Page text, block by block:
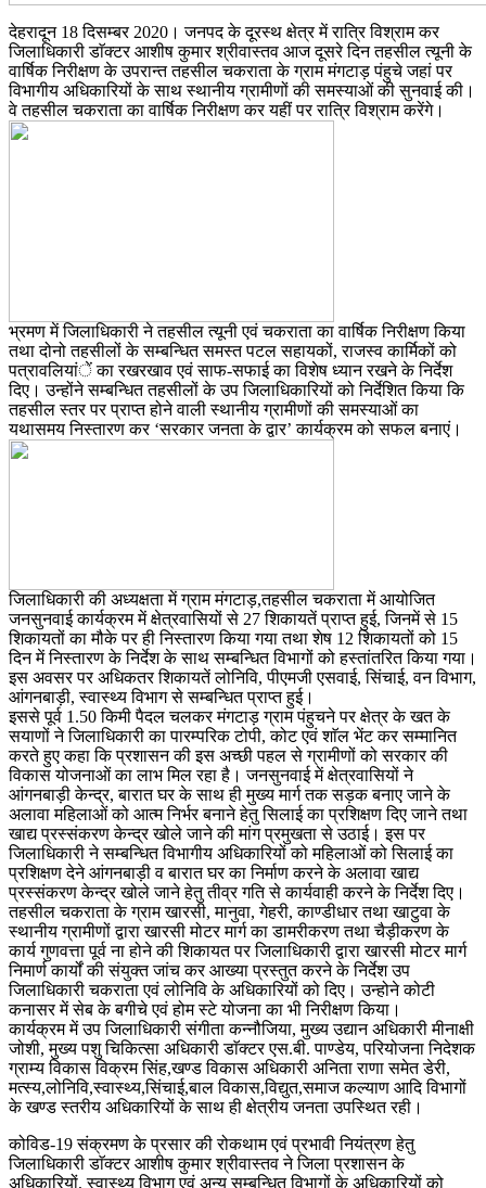
देहरादून 18 दिसम्बर 2020। जनपद के दूरस्थ क्षेत्र में रात्रि विश्राम कर
जिलाधिकारी डाॅक्टर आशीष कुमार श्रीवास्तव आज दूसरे दिन तहसील त्यूनी के
वार्षिक निरीक्षण के उपरान्त तहसील चकराता के ग्राम मंगटाड़ पंहुचे जहां पर
विभागीय अधिकारियों के साथ स्थानीय ग्रामीणों की समस्याओं की सुनवाई की।
वे तहसील चकराता का वार्षिक निरीक्षण कर यहीं पर रात्रि विश्राम करेंगे।
भ्रमण में जिलाधिकारी ने तहसील त्यूनी एवं चकराता का वार्षिक निरीक्षण किया
तथा दोनो तहसीलों के सम्बन्धित समस्त पटल सहायकों, राजस्व कार्मिकों को
पत्रावलियांें का रखरखाव एवं साफ-सफाई का विशेष ध्यान रखने के निर्देश
दिए। उन्होंने सम्बन्धित तहसीलों के उप जिलाधिकारियों को निर्देशित किया कि
तहसील स्तर पर प्राप्त होने वाली स्थानीय ग्रामीणों की समस्याओं का
यथासमय निस्तारण कर ‘सरकार जनता के द्वार’ कार्यक्रम को सफल बनाएं।
जिलाधिकारी की अध्यक्षता में ग्राम मंगटाड़,तहसील चकराता में आयोजित
जनसुनवाई कार्यक्रम में क्षेत्रवासियों से 27 शिकायतें प्राप्त हुई, जिनमें से 15
शिकायतों का मौके पर ही निस्तारण किया गया तथा शेष 12 शिकायतों को 15
दिन में निस्तारण के निर्देश के साथ सम्बन्धित विभागों को हस्तांतरित किया गया।
इस अवसर पर अधिकतर शिकायतें लोनिवि, पीएमजी एसवाई, सिंचाई, वन विभाग,
आंगनबाड़ी, स्वास्थ्य विभाग से सम्बन्धित प्राप्त हुई।
इससे पूर्व 1.50 किमी पैदल चलकर मंगटाड़ ग्राम पंहुचने पर क्षेत्र के खत के
सयाणों ने जिलाधिकारी का पारम्परिक टोपी, कोट एवं शाॅल भेंट कर सम्मानित
करते हुए कहा कि प्रशासन की इस अच्छी पहल से ग्रामीणों को सरकार की
विकास योजनाओं का लाभ मिल रहा है। जनसुनवाई में क्षेत्रवासियों ने
आंगनबाड़ी केन्द्र, बारात घर के साथ ही मुख्य मार्ग तक सड़क बनाए जाने के
अलावा महिलाओं को आत्म निर्भर बनाने हेतु सिलाई का प्रशिक्षण दिए जाने तथा
खाद्य प्रस्संकरण केन्द्र खोले जाने की मांग प्रमुखता से उठाई। इस पर
जिलाधिकारी ने सम्बन्धित विभागीय अधिकारियों को महिलाओं को सिलाई का
प्रशिक्षण देने आंगनबाड़ी व बारात घर का निर्माण करने के अलावा खाद्य
प्रस्संकरण केन्द्र खोले जाने हेतु तीव्र गति से कार्यवाही करने के निर्देश दिए।
तहसील चकराता के ग्राम खारसी, मानुवा, गेहरी, काण्डीधार तथा खाटुवा के
स्थानीय ग्रामीणों द्वारा खारसी मोटर मार्ग का डामरीकरण तथा चैड़ीकरण के
कार्य गुणवत्ता पूर्व ना होने की शिकायत पर जिलाधिकारी द्वारा खारसी मोटर मार्ग
निमार्ण कार्यों की संयुक्त जांच कर आख्या प्रस्तुत करने के निर्देश उप
जिलाधिकारी चकराता एवं लोनिवि के अधिकारियों को दिए। उन्होने कोटी
कनासर में सेब के बगीचे एवं होम स्टे योजना का भी निरीक्षण किया।
कार्यक्रम में उप जिलाधिकारी संगीता कन्नौजिया, मुख्य उद्यान अधिकारी मीनाक्षी
जोशी, मुख्य पशु चिकित्सा अधिकारी डाॅक्टर एस.बी. पाण्डेय, परियोजना निदेशक
ग्राम्य विकास विक्रम सिंह,खण्ड विकास अधिकारी अनिता राणा समेत डेरी,
मत्स्य,लोनिवि,स्वास्थ्य,सिंचाई,बाल विकास,विद्युत,समाज कल्याण आदि विभागों
के खण्ड स्तरीय अधिकारियों के साथ ही क्षेत्रीय जनता उपस्थित रही।
कोविड-19 संक्रमण के प्रसार की रोकथाम एवं प्रभावी नियंत्रण हेतु
जिलाधिकारी डाॅक्टर आशीष कुमार श्रीवास्तव ने जिला प्रशासन के
अधिकारियों, स्वास्थ्य विभाग एवं अन्य सम्बन्धित विभागों के अधिकारियों को